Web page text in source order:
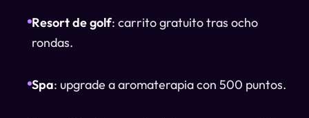
Resort de golf: carrito gratuito tras ocho
rondas.
Spa: upgrade a aromaterapia con 500 puntos.